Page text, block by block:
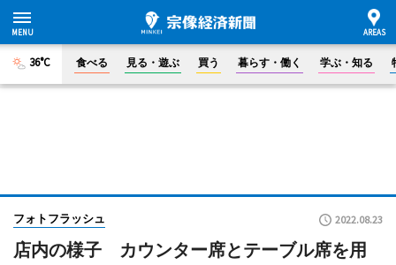
36°C 食べる 見る・遊ぶ 買う 暮らす・働く 学ぶ・知る
フォトフラッシュ 2022.08.23
店内の様子 カウンター席とテーブル席を用